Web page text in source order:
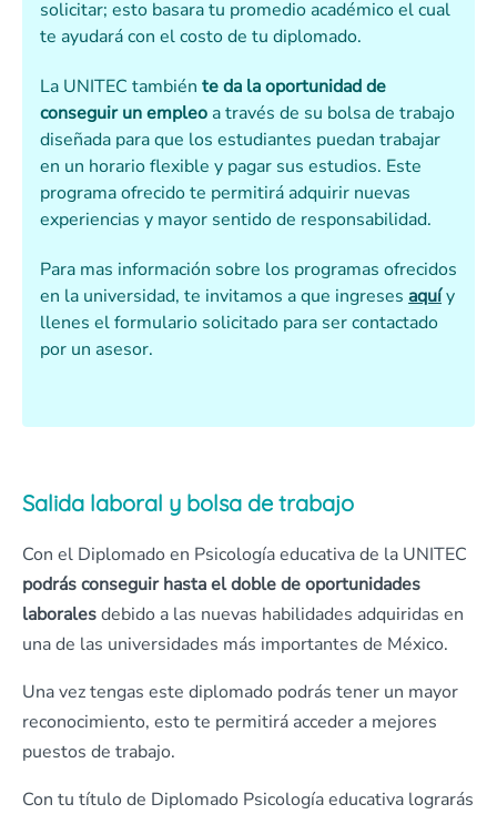
solicitar; esto basara tu promedio académico el cual
te ayudará con el costo de tu diplomado.
La UNITEC también te da la oportunidad de
conseguir un empleo a través de su bolsa de trabajo
diseñada para que los estudiantes puedan trabajar
en un horario flexible y pagar sus estudios. Este
programa ofrecido te permitirá adquirir nuevas
experiencias y mayor sentido de responsabilidad.
Para mas información sobre los programas ofrecidos
en la universidad, te invitamos a que ingreses aquíy
llenes el formulario solicitado para ser contactado
por un asesor.
Salida laboral y bolsa de trabajo
Con el Diplomado en Psicología educativa de la UNITEC
podrás conseguir hasta el doble de oportunidades
laboralesdebido a las nuevas habilidades adquiridas en
una de las universidades más importantes de México.
Una vez tengas este diplomado podrás tener un mayor
reconocimiento, esto te permitirá acceder a mejores
puestos de trabajo.
Con tu título de Diplomado Psicología educativa lograrás